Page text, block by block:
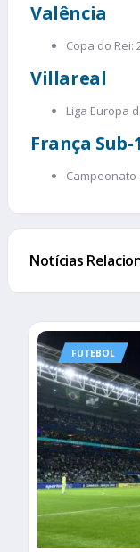
Valência
Copa do Rei:
Villareal
Liga Europa
França Sub-
Campeonato
Notícias
FUTEBOL